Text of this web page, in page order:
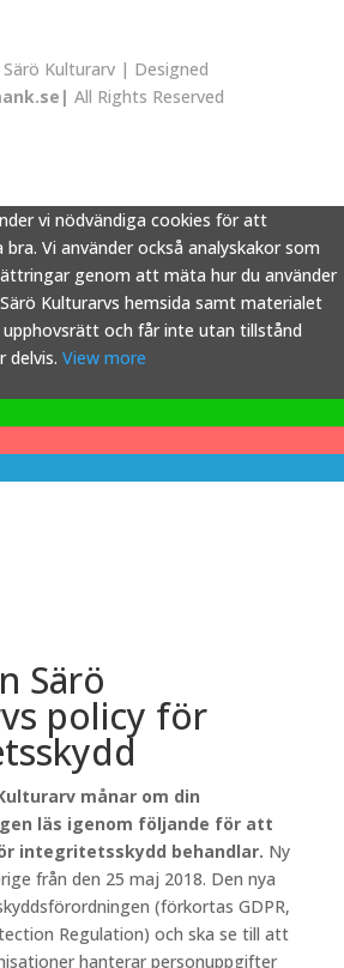
Kulturarv | Designed
All Rights Reserved
vi nödvändiga cookies för att
Vi använder också analyskakor som
genom att mäta hur du använder
Kulturarvs hemsida samt materialet
upphovsrätt och får inte utan tillstånd
delvis. View more
Särö
policy för
månar om din
läs igenom följande för att
integritetsskydd behandlar. Ny
från den 25 maj 2018. Den nya
(förkortas GDPR,
Regulation) och ska se till att
hanterar personuppgifter